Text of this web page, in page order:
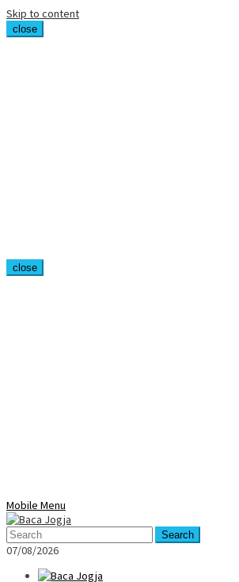
Skip to content
close
close
Mobile Menu
Search
07/08/2026